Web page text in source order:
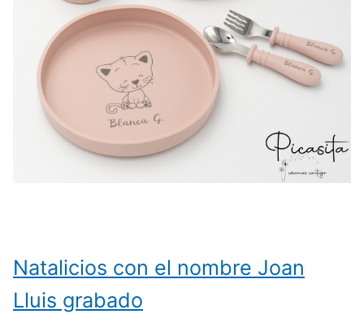
Natalicios con el nombre Joan
Lluis grabado